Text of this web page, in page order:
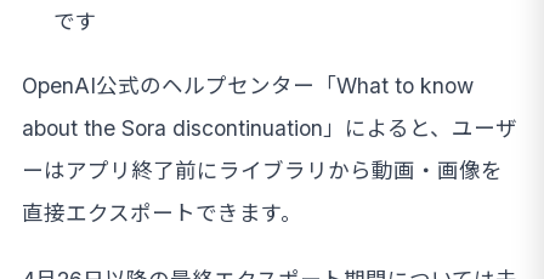
です
OpenAI公式のヘルプセンター「What to know
about the Sora discontinuation」によると、ユーザ
ーはアプリ終了前にライブラリから動画・画像を
直接エクスポートできます。